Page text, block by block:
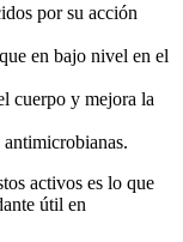
por su acción
en bajo nivel en el
cuerpo y mejora la
activos es lo que
útil en